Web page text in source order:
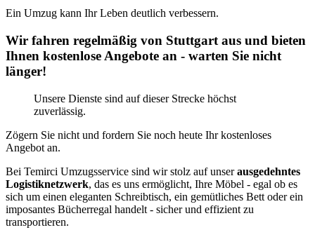
Ein Umzug kann Ihr Leben deutlich verbessern.
Wir fahren regelmäßig von Stuttgart aus und bieten
Ihnen kostenlose Angebote an - warten Sie nicht
länger!
Unsere Dienste sind auf dieser Strecke höchst
zuverlässig.
Zögern Sie nicht und fordern Sie noch heute Ihr kostenloses
Angebot an.
Bei Temirci Umzugsservice sind wir stolz auf unserausgedehntes
Logistiknetzwerk, das es uns ermöglicht, Ihre Möbel - egal ob es
sich um einen eleganten Schreibtisch, ein gemütliches Bett oder ein
imposantes Bücherregal handelt - sicher und effizient zu
transportieren.